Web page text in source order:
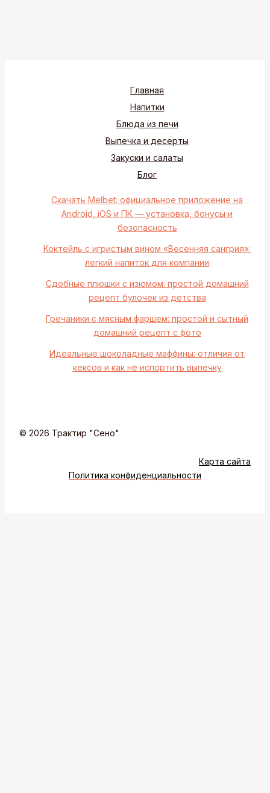
Главная
Напитки
Блюда из печи
Выпечка и десерты
Закуски и салаты
Блог
Скачать Melbet: официальное приложение на
Android, iOS и ПК — установка, бонусы и
безопасность
Коктейль с игристым вином «Весенняя сангрия»:
легкий напиток для компании
Сдобные плюшки с изюмом: простой домашний
рецепт булочек из детства
Гречаники с мясным фаршем: простой и сытный
домашний рецепт с фото
Идеальные шоколадные маффины: отличия от
кексов и как не испортить выпечку
© 2026 Трактир "Сено"
Карта сайта
Политика конфиденциальности